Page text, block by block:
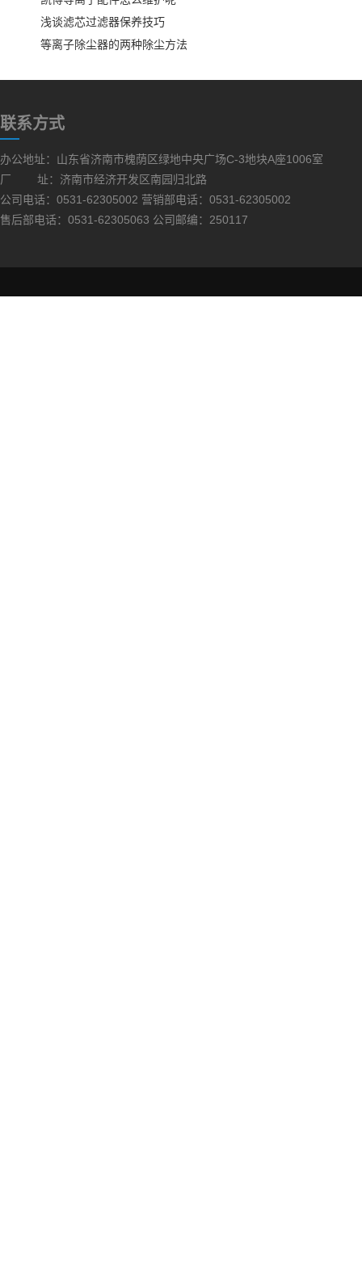
浅谈滤芯过滤器保养技巧
等离子除尘器的两种除尘方法
联系方式
办公地址：山东省济南市槐荫区绿地中央广场C-3地块A座1006室
厂 址：济南市经济开发区南园归北路
公司电话：0531-62305002 营销部电话：0531-62305002
售后部电话：0531-62305063 公司邮编：250117